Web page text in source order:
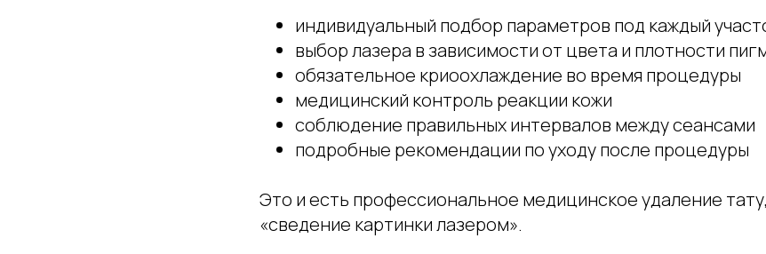
индивидуальный подбор параметров под каждый
выбор лазера в зависимости от цвета и плотности
обязательное криоохлаждение во время процедуры
медицинский контроль реакции кожи
соблюдение правильных интервалов между сеансами
подробные рекомендации по уходу после процедуры
Это и есть профессиональное медицинское удаление
«сведение картинки лазером».